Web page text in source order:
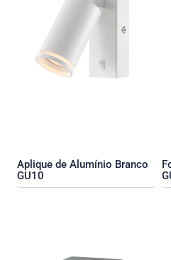
Aplique de Alumínio Branco
GU10